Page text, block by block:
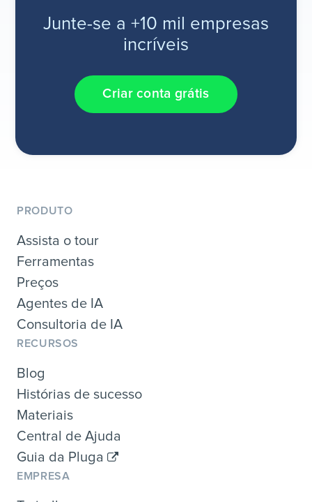
Junte-se a +10 mil empresas
incríveis
Criar conta grátis
PRODUTO
Assista o tour
Ferramentas
Preços
Agentes de IA
Consultoria de IA
RECURSOS
Blog
Histórias de sucesso
Materiais
Central de Ajuda
Guia da Pluga
EMPRESA